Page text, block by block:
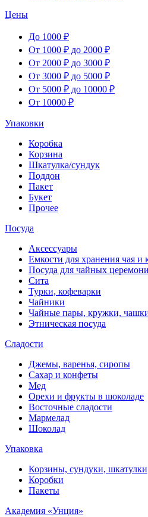
Цены
До 1000 ₽
От 1000 ₽ до 2000 ₽
От 2000 ₽ до 3000 ₽
От 3000 ₽ до 5000 ₽
От 5000 ₽ до 10000 ₽
От 10000 ₽
Упаковки
Коробка
Корзина
Шкатулка/сундук
Поддон
Пакет
Букет
Прочее
Посуда
Аксессуары
Емкости для хранения чая и
Посуда для чайных
Сита
Турки, кофеварки
Чайники
Чайные пары, кружки,
Этническая посуда
Сладости
Джемы, варенья, сиропы
Сахар и конфеты
Мед
Орехи и фрукты в шоколаде
Восточные сладости
Мармелад
Шоколад
Упаковка
Корзины, сундуки,
Коробки
Пакеты
Академия «Унция»